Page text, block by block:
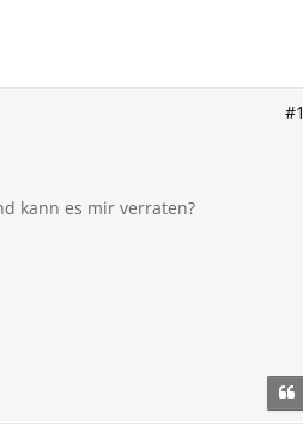
#1
kann es mir verraten?